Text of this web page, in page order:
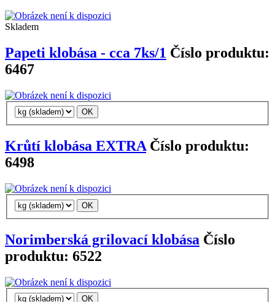
Skladem
Papeti klobása - cca 7ks/1 Číslo produktu:
6467
Krůtí klobása EXTRA Číslo produktu:
6498
Norimberská grilovací klobása Číslo
produktu: 6522